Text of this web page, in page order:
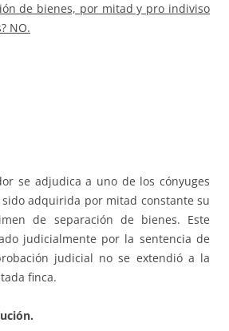
de bienes, por mitad y pro indiviso
NO.
se adjudica a uno de los cónyuges
adquirida por mitad constante su
de separación de bienes. Este
judicialmente por la sentencia de
judicial no se extendió a la
finca.